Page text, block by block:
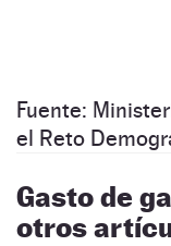
Fuente:
el Reto
Gasto de
otros